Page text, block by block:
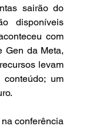
sairão do
disponíveis
com
Gen da Meta,
levam
um
conferência